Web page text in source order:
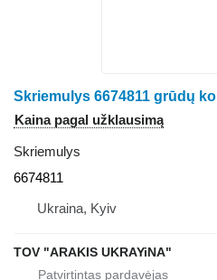
Skriemulys 6674811 grūdų
Kaina pagal užklausimą
Skriemulys
6674811
Ukraina, Kyiv
TOV "ARAKIS UKRAYiNA"